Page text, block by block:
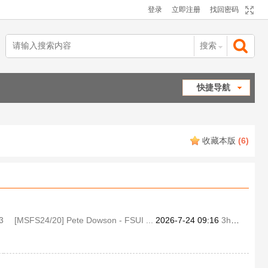
登录 立即注册 找回密码
搜索
快捷导航
收藏本版 (6)
[MSFS24/20] Pete Dowson - FSUI ... 2026-7-24 09:16 3ha088